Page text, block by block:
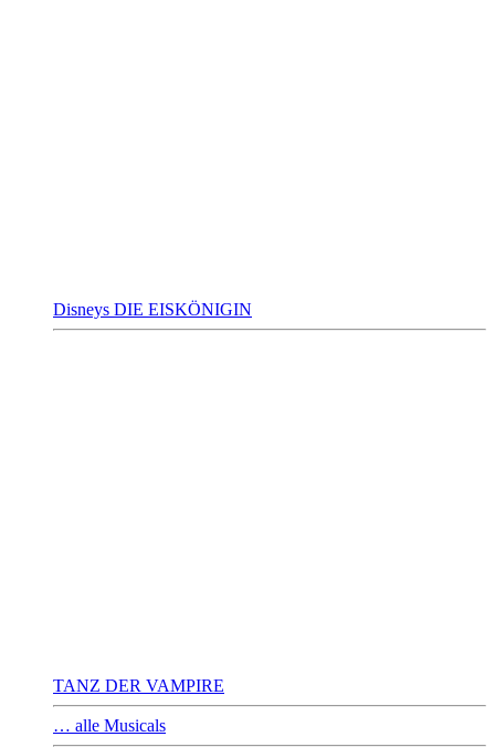
Disneys DIE EISKÖNIGIN
TANZ DER VAMPIRE
… alle Musicals